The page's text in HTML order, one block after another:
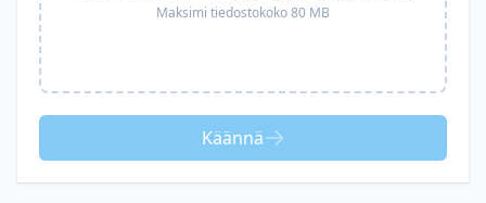
Maksimi tiedostokoko 80 MB
Käännä